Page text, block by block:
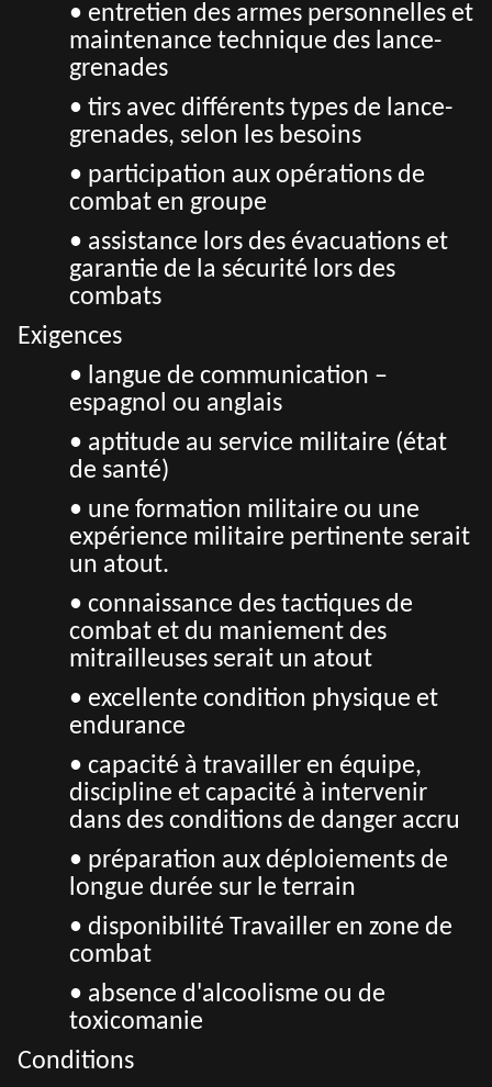
• entretien des armes personnelles et
maintenance technique des lance-
grenades
• tirs avec différents types de lance-
grenades, selon les besoins
• participation aux opérations de
combat en groupe
• assistance lors des évacuations et
garantie de la sécurité lors des
combats
Exigences
• langue de communication –
espagnol ou anglais
• aptitude au service militaire (état
de santé)
• une formation militaire ou une
expérience militaire pertinente serait
un atout.
• connaissance des tactiques de
combat et du maniement des
mitrailleuses serait un atout
• excellente condition physique et
endurance
• capacité à travailler en équipe,
discipline et capacité à intervenir
dans des conditions de danger accru
• préparation aux déploiements de
longue durée sur le terrain
• disponibilité Travailler en zone de
combat
• absence d'alcoolisme ou de
toxicomanie
Conditions